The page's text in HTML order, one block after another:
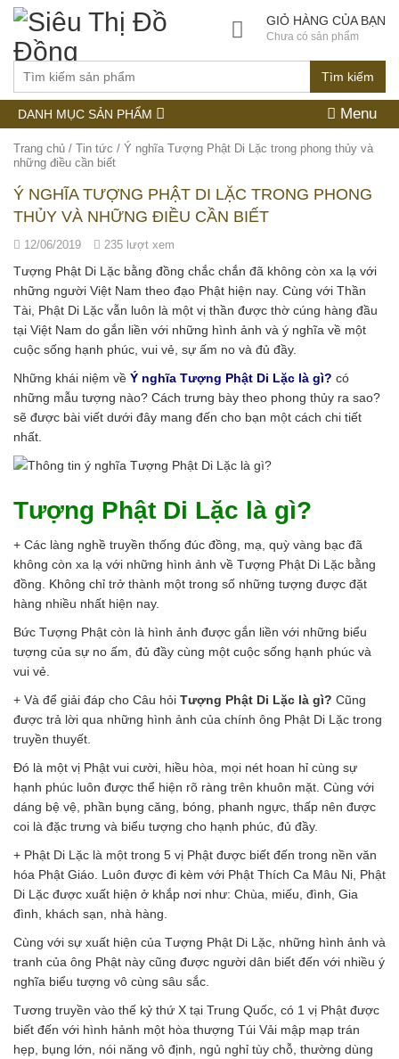
Tìm kiếm
GIỎ HÀNG CỦA BẠN
Chưa có sản phẩm
DANH MỤC SẢN PHẨM Menu
Trang chủ / Tin tức / Ý nghĩa Tượng Phật Di Lặc trong phong thủy và
những điều cần biết
Ý NGHĨA TƯỢNG PHẬT DI LẶC TRONG PHONG
THỦY VÀ NHỮNG ĐIỀU CẦN BIẾT
12/06/2019 235 lượt xem
Tượng Phật Di Lặc bằng đồng chắc chắn đã không còn xa lạ với
những người Việt Nam theo đạo Phật hiện nay. Cùng với Thần
Tài, Phật Di Lặc vẫn luôn là một vị thần được thờ cúng hàng đầu
tại Việt Nam do gắn liền với những hình ảnh và ý nghĩa về một
cuộc sống hạnh phúc, vui vẻ, sự ấm no và đủ đầy.
Những khái niệm về Ý nghĩa Tượng Phật Di Lặc là gì? có
những mẫu tượng nào? Cách trưng bày theo phong thủy ra sao?
sẽ được bài viết dưới đây mang đến cho bạn một cách chi tiết
nhất.
Tượng Phật Di Lặc là gì?
+ Các làng nghề truyền thống đúc đồng, mạ, quỳ vàng bạc đã
không còn xa lạ với những hình ảnh về Tượng Phật Di Lặc bằng
đồng. Không chỉ trở thành một trong số những tượng được đặt
hàng nhiều nhất hiện nay.
Bức Tượng Phật còn là hình ảnh được gắn liền với những biểu
tượng của sự no ấm, đủ đầy cùng một cuộc sống hạnh phúc và
vui vẻ.
+ Và để giải đáp cho Câu hỏi Tượng Phật Di Lặc là gì? Cũng
được trả lời qua những hình ảnh của chính ông Phật Di Lặc trong
truyền thuyết.
Đó là một vị Phật vui cười, hiều hòa, mọi nét hoan hỉ cùng sự
hạnh phúc luôn được thể hiện rõ ràng trên khuôn mặt. Cùng với
dáng bệ vệ, phần bụng căng, bóng, phanh ngực, thấp nên được
coi là đặc trưng và biểu tượng cho hạnh phúc, đủ đầy.
+ Phật Di Lặc là một trong 5 vị Phật được biết đến trong nền văn
hóa Phật Giáo. Luôn được đi kèm với Phật Thích Ca Mâu Ni, Phật
Di Lặc được xuất hiện ở khắp nơi như: Chùa, miếu, đình, Gia
đình, khách sạn, nhà hàng.
Cùng với sự xuất hiện của Tượng Phật Di Lặc, những hình ảnh và
tranh của ông Phật này cũng được người dân biết đến với nhiều ý
nghĩa biểu tượng vô cùng sâu sắc.
Tương truyền vào thế kỷ thứ X tại Trung Quốc, có 1 vị Phật được
biết đến với hình hảnh một hòa thượng Túi Vải mập mạp trán
hẹp, bụng lớn, nói năng vô định, ngủ nghỉ tùy chỗ, thường dùng